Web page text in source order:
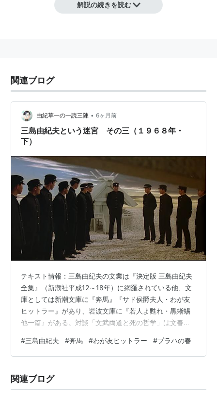
解説の続きを読む
関連ブログ
由紀草一の一読三陳 • 6ヶ月前
三島由紀夫という迷宮 その三（１９６８年・
下）
テキスト情報：三島由紀夫の文業は『決定版 三島由紀夫
全集』（新潮社平成12～18年）に網羅されている他、文
庫としては新潮文庫に『奔馬』『サド侯爵夫人・わが友
ヒットラー』があり、岩波文庫に『若人よ甦れ・黒蜥蜴
他一篇』がある。対談「文武両道と死の哲学」は文春文
由と権力の状況」と対談「政治行為の象徴性について」
はちくま文庫『文化防衛論』所収。ジャン・ラシーヌ
Ⅰ』（人文書院昭和39年）所収の他、渡辺守章訳の岩波文
庫『ブリタニキュス＋ベレニス』がある。 「その2」か
#三島由紀夫 #奔馬 #わが友ヒットラー #プラハの春
関連ブログ